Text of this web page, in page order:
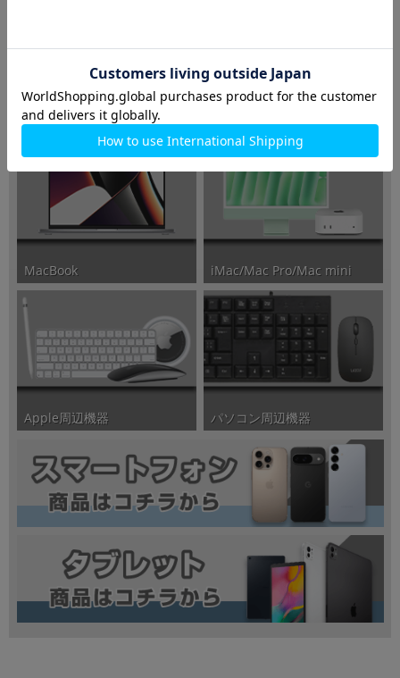
ゲーミングPC/周辺機器 ポータブルゲーミングPC
MacBook iMac/Mac Pro/Mac mini
Apple周辺機器 パソコン周辺機器